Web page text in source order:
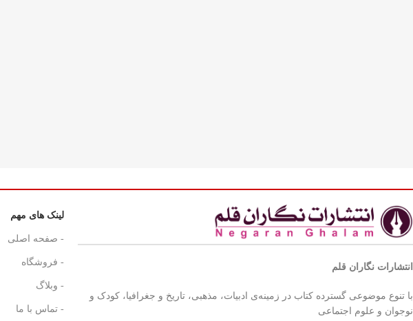
انتشارات نگاران قلم
با تنوع موضوعی گسترده کتاب در زمینه‌ی ادبیات، مذهبی، تاریخ و جغرافیا، کودک و
نوجوان و علوم اجتماعی
لینک های مهم
- صفحه اصلی
- فروشگاه
- وبلاگ
- تماس با ما